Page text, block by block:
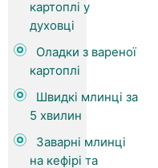
картоплі у
духовці
Оладки з вареної
картоплі
Швидкі млинці за
5 хвилин
Заварні млинці
на кефірі та